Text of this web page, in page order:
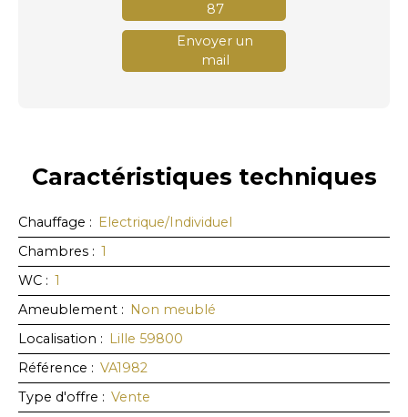
87
Envoyer un
mail
Caractéristiques techniques
Chauffage : Electrique/Individuel
Chambres : 1
WC : 1
Ameublement : Non meublé
Localisation : Lille 59800
Référence : VA1982
Type d'offre : Vente